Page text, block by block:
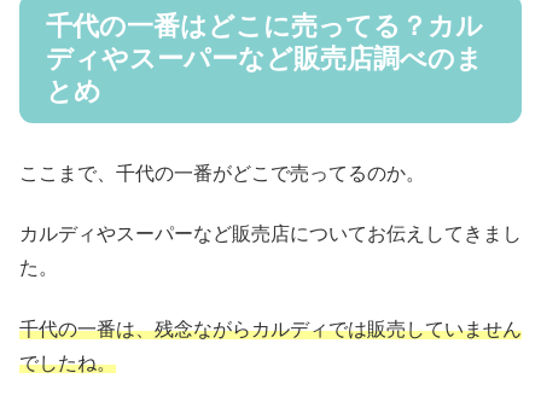
千代の一番はどこに売ってる？カル
ディやスーパーなど販売店調べのま
とめ
ここまで、千代の一番がどこで売ってるのか。
カルディやスーパーなど販売店についてお伝えしてきまし
た。
千代の一番は、残念ながらカルディでは販売していません
でしたね。